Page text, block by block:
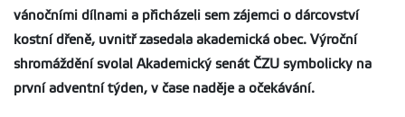
vánočními dílnami a přicházeli sem zájemci o dárcovství
kostní dřeně, uvnitř zasedala akademická obec. Výroční
shromáždění svolal Akademický senát ČZU symbolicky na
první adventní týden, v čase naděje a očekávání.